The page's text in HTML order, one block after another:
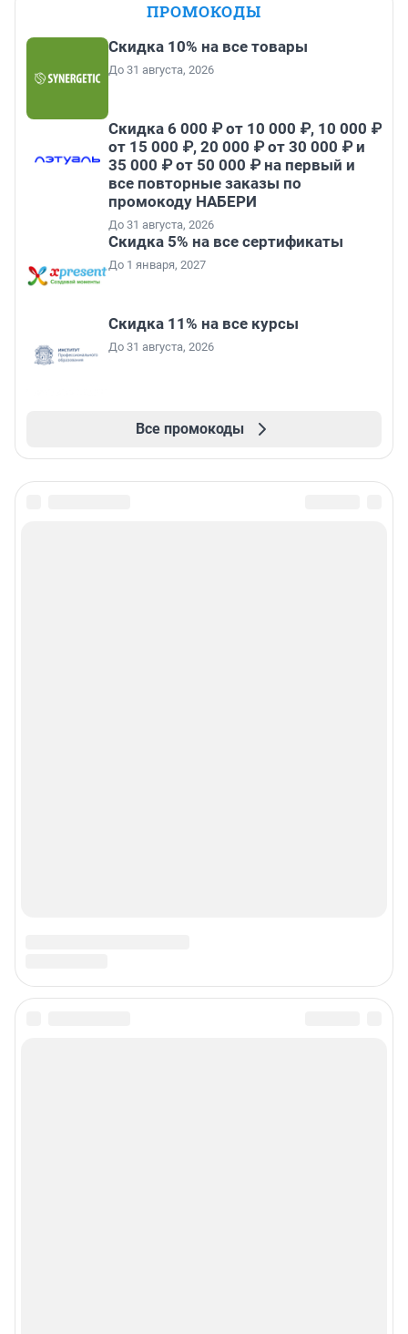
ПРОМОКОДЫ
Скидка 10% на все товары
До 31 августа, 2026
Скидка 6 000 ₽ от 10 000 ₽, 10 000 ₽
от 15 000 ₽, 20 000 ₽ от 30 000 ₽ и
35 000 ₽ от 50 000 ₽ на первый и
все повторные заказы по
промокоду НАБЕРИ
До 31 августа, 2026
Скидка 5% на все сертификаты
До 1 января, 2027
Скидка 11% на все курсы
До 31 августа, 2026
Все промокоды